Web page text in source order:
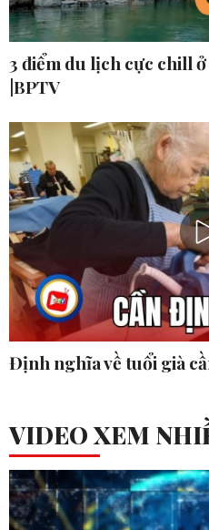
3 điểm du lịch cực chill
|BPTV
Định nghĩa về tuổi già
VIDEO XEM